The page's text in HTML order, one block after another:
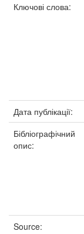
Ключові слова:
Дата публікації:
Бібліографічний
опис:
Source: